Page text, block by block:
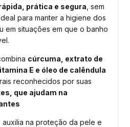
prática e segura , sem
para manter a higiene dos
em situações em que o banho
cúrcuma, extrato de
E e óleo de calêndula
reconhecidos por suas
que ajudam na
auxilia na proteção da pele e